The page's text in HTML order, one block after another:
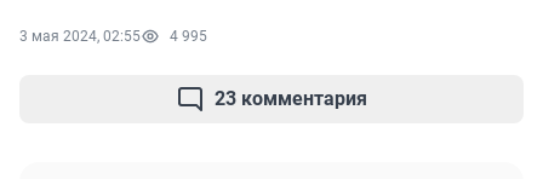
3 мая 2024, 02:55 4 995
23 комментария